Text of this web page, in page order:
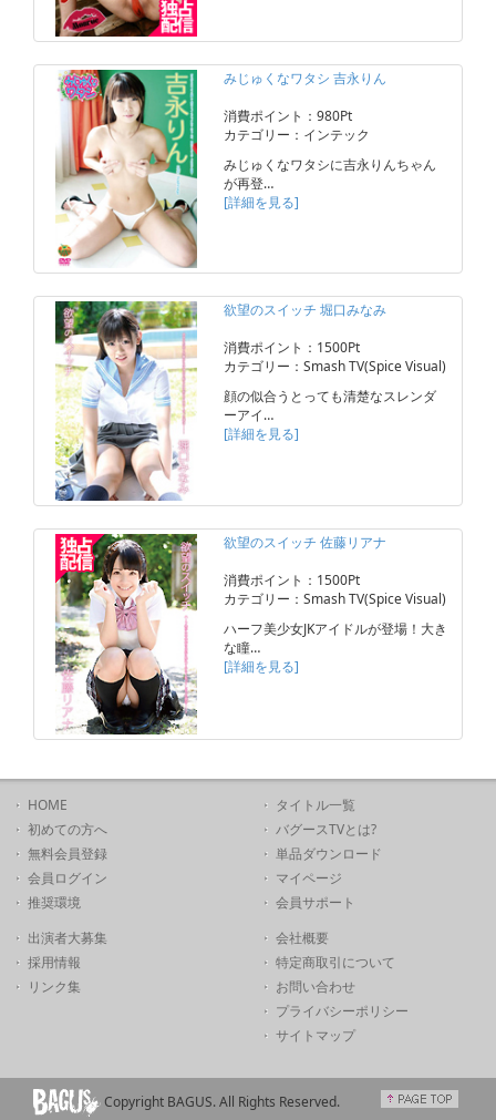
みじゅくなワタシ 吉永りん
消費ポイント：980Pt
カテゴリー：インテック
みじゅくなワタシに吉永りんちゃん
が再登…
[詳細を見る]
欲望のスイッチ 堀口みなみ
消費ポイント：1500Pt
カテゴリー：Smash TV(Spice Visual)
顔の似合うとっても清楚なスレンダ
ーアイ…
[詳細を見る]
欲望のスイッチ 佐藤リアナ
消費ポイント：1500Pt
カテゴリー：Smash TV(Spice Visual)
ハーフ美少女JKアイドルが登場！大き
な瞳…
[詳細を見る]
HOME
初めての方へ
無料会員登録
会員ログイン
推奨環境
タイトル一覧
バグースTVとは?
単品ダウンロード
マイページ
会員サポート
出演者大募集
採用情報
リンク集
会社概要
特定商取引について
お問い合わせ
プライバシーポリシー
サイトマップ
Copyright BAGUS. All Rights Reserved.